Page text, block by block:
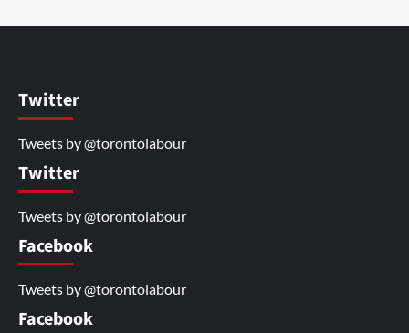
Twitter
Tweets by @torontolabour
Twitter
Tweets by @torontolabour
Facebook
Tweets by @torontolabour
Facebook